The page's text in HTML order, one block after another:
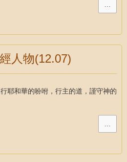
…
人物(12.07)
耶和華的吩咐，行主的道，謹守神的
…